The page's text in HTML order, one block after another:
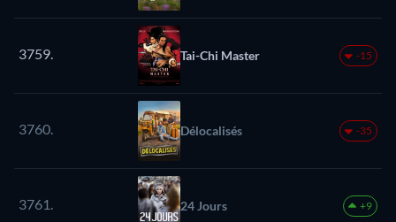
3759. Tai-Chi Master -15
3760. Délocalisés -35
3761. 24 Jours +9